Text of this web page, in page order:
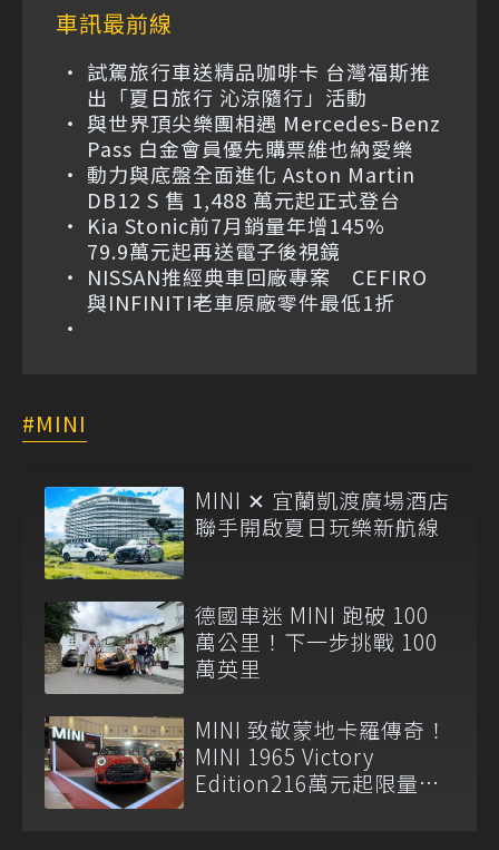
車訊最前線
試駕旅行車送精品咖啡卡 台灣福斯推
出「夏日旅行 沁涼隨行」活動
與世界頂尖樂團相遇 Mercedes-Benz
Pass 白金會員優先購票維也納愛樂
動力與底盤全面進化 Aston Martin
DB12 S 售 1,488 萬元起正式登台
Kia Stonic前7月銷量年增145%
79.9萬元起再送電子後視鏡
NISSAN推經典車回廠專案 CEFIRO
與INFINITI老車原廠零件最低1折
MINI
MINI ✕ 宜蘭凱渡廣場酒店
聯手開啟夏日玩樂新航線
德國車迷 MINI 跑破 100
萬公里！下一步挑戰 100
萬英里
MINI 致敬蒙地卡羅傳奇！
MINI 1965 Victory
Edition216萬元起限量登